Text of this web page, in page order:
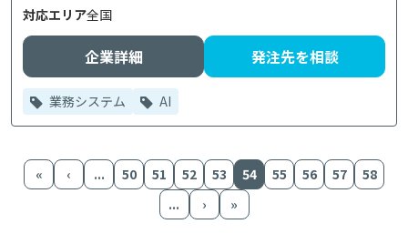
対応エリア全国
企業詳細 発注先を相談
業務システム AI
« ‹ ... 50 51 52 53 54 55 56 57
58
...
› »